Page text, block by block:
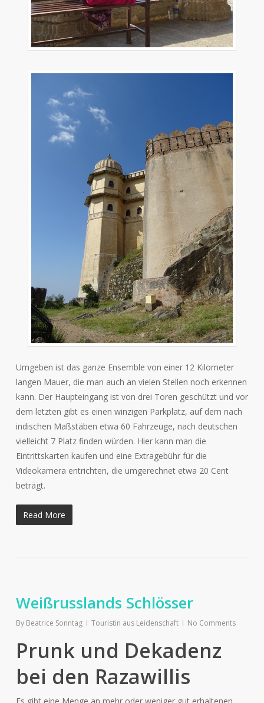
Umgeben ist das ganze Ensemble von einer 12 Kilometer
langen Mauer, die man auch an vielen Stellen noch erkennen
kann. Der Haupteingang ist von drei Toren geschützt und vor
dem letzten gibt es einen winzigen Parkplatz, auf dem nach
indischen Maßstäben etwa 60 Fahrzeuge, nach deutschen
vielleicht 7 Platz finden würden. Hier kann man die
Eintrittskarten kaufen und eine Extragebühr für die
Videokamera entrichten, die umgerechnet etwa 20 Cent
beträgt.
Read More
Weißrusslands Schlösser
By Beatrice Sonntag Touristin aus Leidenschaft No Comments
Prunk und Dekadenz
bei den Razawillis